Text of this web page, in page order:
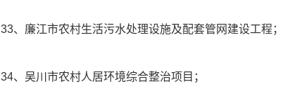
33、廉江市农村生活污水处理设施及配套管网建设工程；
34、吴川市农村人居环境综合整治项目；